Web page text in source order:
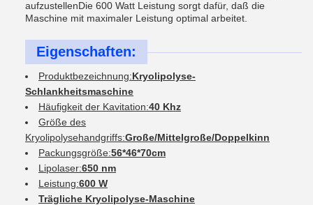
aufzustellenDie 600 Watt Leistung sorgt dafür, daß die
Maschine mit maximaler Leistung optimal arbeitet.
Eigenschaften:
Produktbezeichnung:Kryolipolyse-
Schlankheitsmaschine
Häufigkeit der Kavitation:40 Khz
Größe des
Kryolipolysehandgriffs:Große/Mittelgroße/Doppelkinn
Packungsgröße:56*46*70cm
Lipolaser:650 nm
Leistung:600 W
Trägliche Kryolipolyse-Maschine